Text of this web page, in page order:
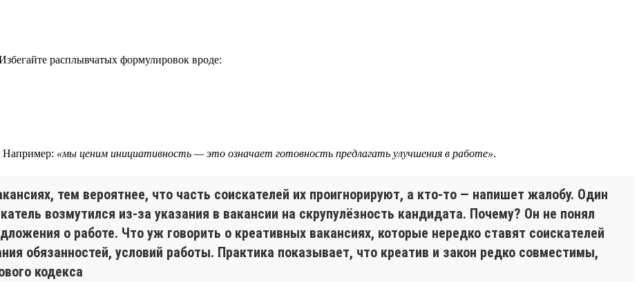
расплывчатых формулировок вроде:
Например: «мы ценим инициативность — это означает готовность предлагать улучшения в работе».
тем вероятнее, что часть соискателей их проигнорируют, а кто-то — напишет жалобу. Один
возмутился из-за указания в вакансии на скрупулёзность кандидата. Почему? Он не понял
о работе. Что уж говорить о креативных вакансиях, которые нередко ставят соискателей
обязанностей, условий работы. Практика показывает, что креатив и закон редко совместимы,
кодекса